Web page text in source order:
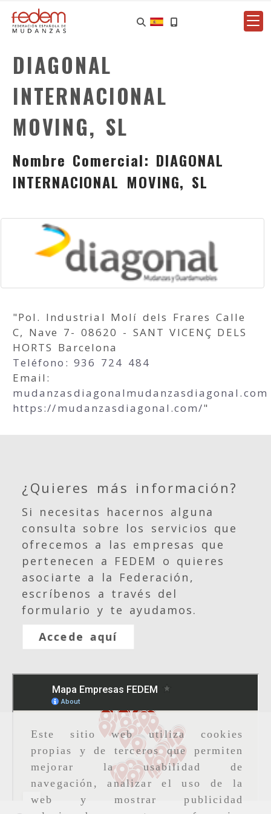
Este sitio web utiliza cookies
propias y de terceros que permiten
mejorar la usabilidad de
navegación, analizar el uso de la
web y mostrar publicidad
DIAGONAL
INTERNACIONAL
MOVING, SL
Nombre Comercial: DIAGONAL
INTERNACIONAL MOVING, SL
"Pol. Industrial Molí dels Frares Calle
C, Nave 7- 08620 - SANT VICENÇ DELS
HORTS Barcelona
Teléfono: 936 724 484
Email:
mudanzasdiagonal mudanzasdiagonal.com
https://mudanzasdiagonal.com/"
¿Quieres más información?
Si necesitas hacernos alguna
consulta sobre los servicios que
ofrecemos a las empresas que
pertenecen a FEDEM o quieres
asociarte a la Federación,
escríbenos a través del
formulario y te ayudamos.
Accede aquí